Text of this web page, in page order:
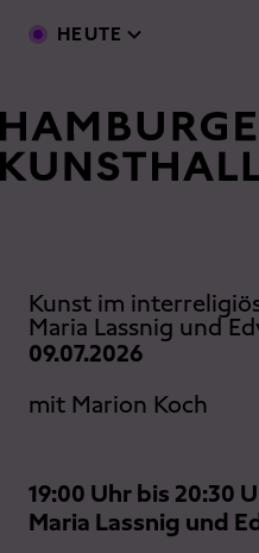
HEUTE
Kunst im
Maria Lassnig und
09.07.2026
mit Marion Koch
19:00 Uhr bis 20:30
Maria Lassnig und